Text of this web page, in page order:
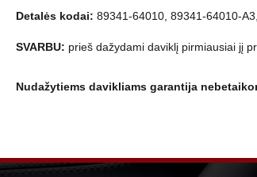
Detalės kodai: 89341-64010, 89341-64010-
SVARBU: prieš dažydami daviklį pirmiausiai jį
Nudažytiems davikliams garantija